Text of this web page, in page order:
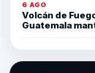
6 AGO
Volcán de
Guatemala